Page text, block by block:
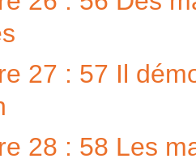
27 : 57 Il
28 : 58 Les